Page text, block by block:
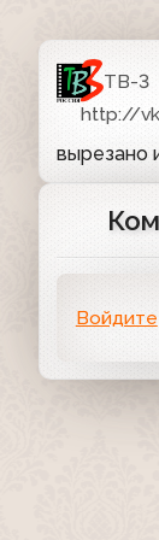
ТВ-3
http://
вырезано
Войдите